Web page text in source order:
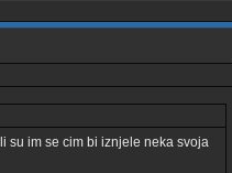
su im se cim bi iznjele neka svoja